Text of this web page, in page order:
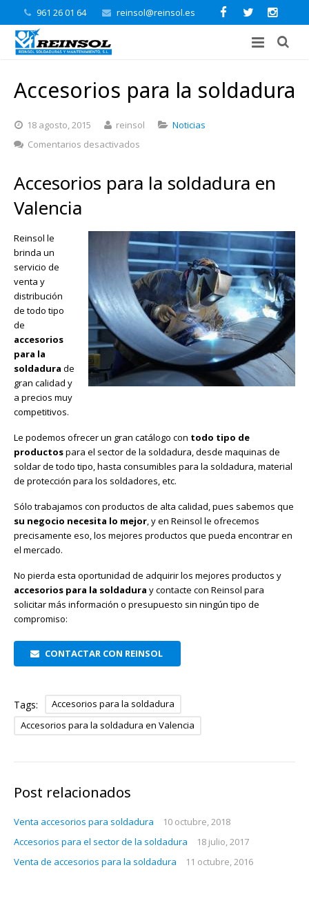
961 26 01 64 reinsol@reinsol.es
Accesorios para la soldadura
18 agosto, 2015 reinsol
Noticias
Comentarios desactivados
la
Accesorios para la soldadura en
Valencia
Reinsol le
brinda un
servicio de
venta y
distribución
de todo tipo
de
accesorios
para la
soldadura de
gran calidad y
a precios muy
competitivos.
Le podemos ofrecer un gran catálogo con todo tipo de
productospara el sector de la soldadura, desde maquinas de
soldar de todo tipo, hasta consumibles para la soldadura, material
de protección para los soldadores, etc.
Sólo trabajamos con productos de alta calidad, pues sabemos que
su negocio necesita lo mejor, y en Reinsol le ofrecemos
precisamente eso, los mejores productos que pueda encontrar en
el mercado.
No pierda esta oportunidad de adquirir los mejores productos y
accesorios para la soldadura y contacte con Reinsol para
solicitar más información o presupuesto sin ningún tipo de
compromiso:
CONTACTAR CON REINSOL
Tags:
Accesorios para la soldadura
Accesorios para la soldadura en Valencia
Post relacionados
Venta accesorios para soldadura
10 octubre, 2018
Accesorios para el sector de la soldadura
18 julio, 2017
Venta de accesorios para la soldadura
11 octubre, 2016